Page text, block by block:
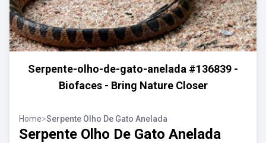
Serpente-olho-de-gato-anelada #136839 -
Biofaces - Bring Nature Closer
Home>Serpente Olho De Gato Anelada
Serpente Olho De Gato Anelada